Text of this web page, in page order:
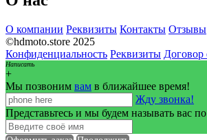
О компании Реквизиты Контакты Отзывы
©hdmoto.store 2025
Конфиденциальность Реквизиты Договор
Написать
+
Мы позвоним вам в ближайшее время!
Жду звонка!
Представьтесь и мы будем называть вас